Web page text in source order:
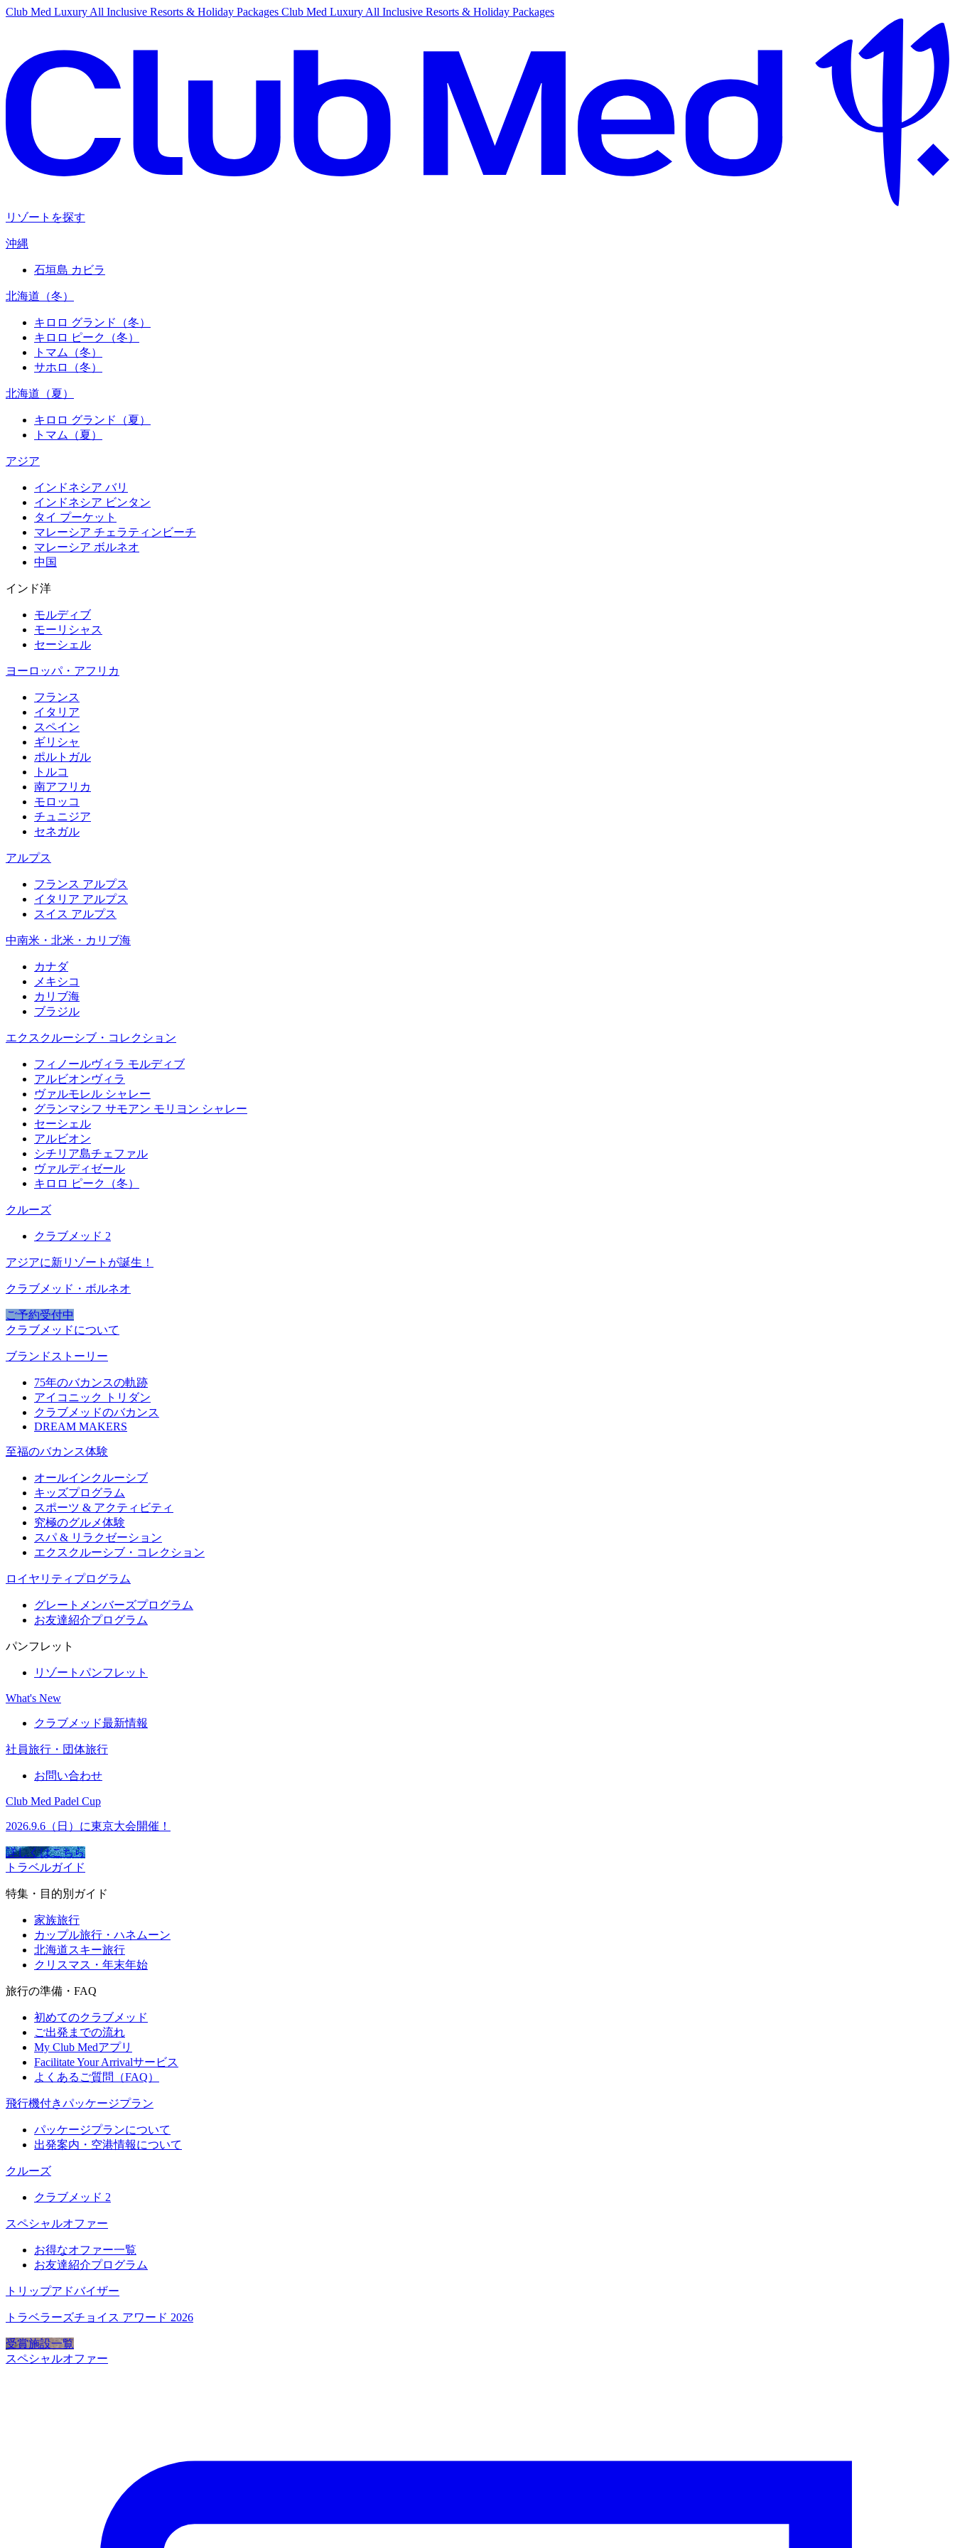
Club Med Luxury All Inclusive Resorts & Holiday Packages Club Med Luxury All Inclusive Resorts & Holiday Packages
リゾートを探す
沖縄
石垣島 カビラ
北海道（冬）
キロロ グランド（冬）
キロロ ピーク（冬）
トマム（冬）
サホロ（冬）
北海道（夏）
キロロ グランド（夏）
トマム（夏）
アジア
インドネシア バリ
インドネシア ビンタン
タイ プーケット
マレーシア チェラティンビーチ
マレーシア ボルネオ
中国
インド洋
モルディブ
モーリシャス
セーシェル
ヨーロッパ・アフリカ
フランス
イタリア
スペイン
ギリシャ
ポルトガル
トルコ
南アフリカ
モロッコ
チュニジア
セネガル
アルプス
フランス アルプス
イタリア アルプス
スイス アルプス
中南米・北米・カリブ海
カナダ
メキシコ
カリブ海
ブラジル
エクスクルーシブ・コレクション
フィノールヴィラ モルディブ
アルビオンヴィラ
ヴァルモレル シャレー
グランマシフ サモアン モリヨン シャレー
セーシェル
アルビオン
シチリア島チェファル
ヴァルディゼール
キロロ ピーク（冬）
クルーズ
クラブメッド 2
アジアに新リゾートが誕生！
クラブメッド・ボルネオ
ご予約受付中
クラブメッドについて
ブランドストーリー
75年のバカンスの軌跡
アイコニック トリダン
クラブメッドのバカンス
DREAM MAKERS
至福のバカンス体験
オールインクルーシブ
キッズプログラム
スポーツ & アクティビティ​
究極のグルメ体験
スパ & リラクゼーション
エクスクルーシブ・コレクション
ロイヤリティプログラム
グレートメンバーズプログラム
お友達紹介プログラム
パンフレット
リゾートパンフレット
What's New
クラブメッド最新情報
社員旅行・団体旅行
お問い合わせ
Club Med Padel Cup
2026.9.6（日）に東京大会開催！
詳しくはこちら
トラベルガイド
特集・目的別ガイド
家族旅行
カップル旅行・ハネムーン
北海道スキー旅行
クリスマス・年末年始
旅行の準備・FAQ
初めてのクラブメッド
ご出発までの流れ
My Club Medアプリ
Facilitate Your Arrivalサービス
よくあるご質問（FAQ）
飛行機付きパッケージプラン
パッケージプランについて
出発案内・空港情報について
クルーズ
クラブメッド 2
スペシャルオファー
お得なオファー一覧
お友達紹介プログラム
トリップアドバイザー
トラベラーズチョイス アワード 2026
受賞施設一覧
スペシャルオファー